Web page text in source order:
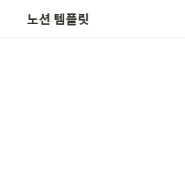
노션 템플릿
📬 템플릿 요청